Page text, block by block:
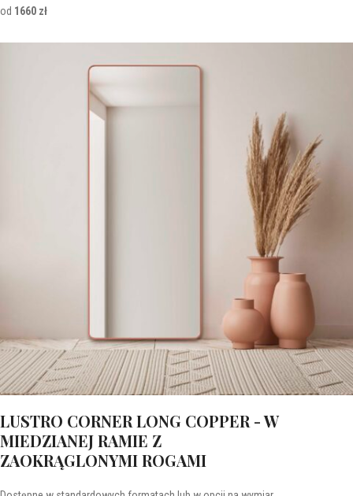
od 1660 zł
LUSTRO CORNER LONG COPPER - W
MIEDZIANEJ RAMIE Z
ZAOKRĄGLONYMI ROGAMI